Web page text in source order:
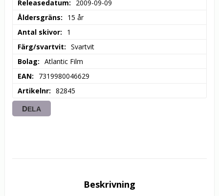
Releasedatum
2009-09-09
Åldersgräns
15 år
Antal skivor
1
Färg/svartvit
Svartvit
Bolag
Atlantic Film
EAN
7319980046629
Artikelnr
82845
DELA
Beskrivning